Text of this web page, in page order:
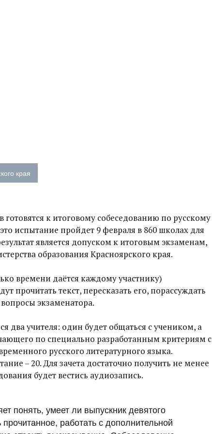
края
к итоговому собеседованию по русскому
испытание пройдет 9 февраля в 860 школах для
является допуском к итоговым экзаменам,
образования Красноярского края.
времени даётся каждому участнику)
прочитать текст, пересказать его, порассуждать
экзаменатора.
два учителя: один будет общаться с учеником, а
по специально разработанным критериям с
русского литературного языка.
– 20. Для зачета достаточно получить не менее
будет вестись аудиозапись.
понять, умеет ли выпускник девятого
работать с дополнительной